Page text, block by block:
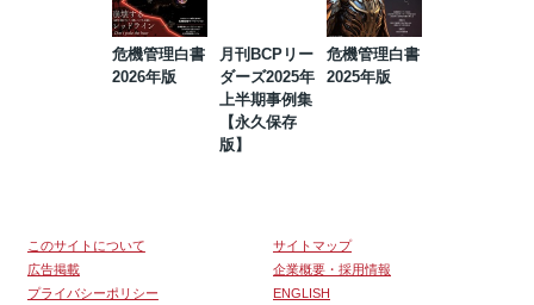
危機管理白書
2026年版
月刊BCPリー
ダーズ2025年
上半期事例集
【永久保存
版】
危機管理白書
2025年版
このサイトについて
サイトマップ
広告掲載
企業概要・採用情報
プライバシーポリシー
ENGLISH